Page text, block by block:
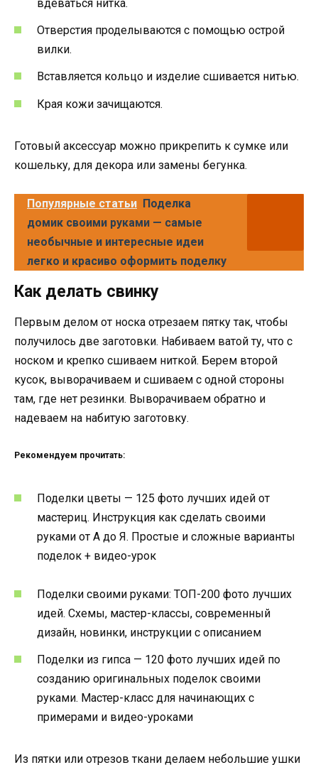
вдеваться нитка.
Отверстия проделываются с помощью острой
вилки.
Вставляется кольцо и изделие сшивается нитью.
Края кожи зачищаются.
Готовый аксессуар можно прикрепить к сумке или
кошельку, для декора или замены бегунка.
Популярные статьи Поделка
домик своими руками — самые
необычные и интересные идеи
легко и красиво оформить поделку
Как делать свинку
Первым делом от носка отрезаем пятку так, чтобы
получилось две заготовки. Набиваем ватой ту, что с
носком и крепко сшиваем ниткой. Берем второй
кусок, выворачиваем и сшиваем с одной стороны
там, где нет резинки. Выворачиваем обратно и
надеваем на набитую заготовку.
Рекомендуем прочитать:
Поделки цветы — 125 фото лучших идей от
мастериц. Инструкция как сделать своими
руками от А до Я. Простые и сложные варианты
поделок + видео-урок
Поделки своими руками: ТОП-200 фото лучших
идей. Схемы, мастер-классы, современный
дизайн, новинки, инструкции с описанием
Поделки из гипса — 120 фото лучших идей по
созданию оригинальных поделок своими
руками. Мастер-класс для начинающих с
примерами и видео-уроками
Из пятки или отрезов ткани делаем небольшие ушки